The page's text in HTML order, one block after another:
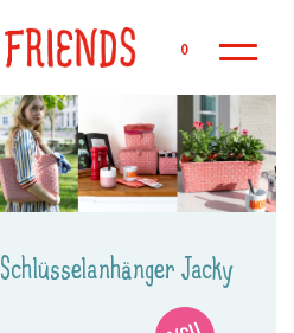
0
Schlüsselanhänger Jacky